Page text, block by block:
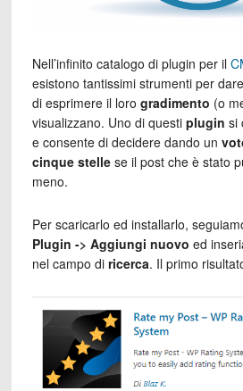
Nell’infinito catalogo di plugin per il
esistono tantissimi strumenti per
di esprimere il loro gradimento (o
visualizzano. Uno di questi plugin si
e consente di decidere dando un
cinque stellese il post che è stato
meno.
Per scaricarlo ed installarlo,
Plugin -> Aggiungi nuovo ed
nel campo di ricerca. Il primo